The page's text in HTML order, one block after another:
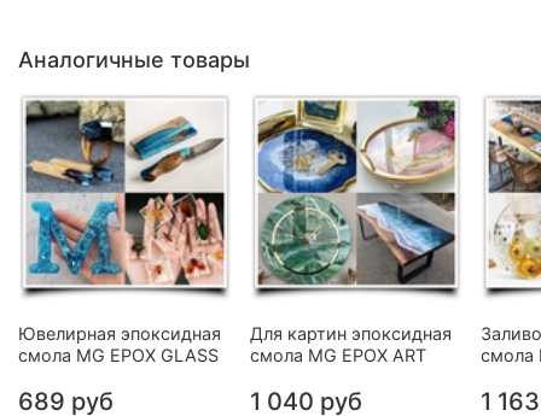
Аналогичные товары
Ювелирная эпоксидная
смола MG EPOX GLASS
689 руб
Для картин эпоксидная
смола MG EPOX ART
1 040 руб
смола
1